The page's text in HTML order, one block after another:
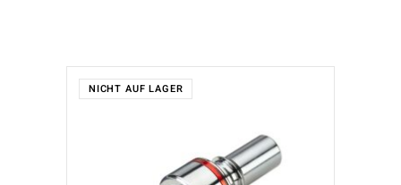
NICHT AUF LAGER